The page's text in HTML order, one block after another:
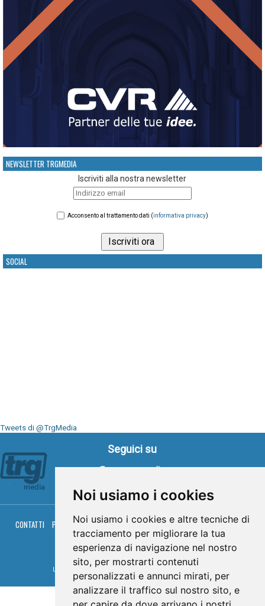
Noi usiamo i cookies
Noi usiamo i cookies e altre tecniche di
tracciamento per migliorare la tua
esperienza di navigazione nel nostro
sito, per mostrarti contenuti
personalizzati e annunci mirati, per
analizzare il traffico sul nostro sito, e
NEWSLETTER TRGMEDIA
Iscriviti alla nostra newsletter
Acconsento al trattamento dati (informativa privacy)
SOCIAL
Tweets di @TrgMedia
Seguici su
CONTATTI PRIVACY COOKIES PALINSESTO DIRETTA TV
DIRETTA RADIO
RGM HITRADIO
© TRG Media 2005-2026
Umbria Televisioni s.r.l. - P.I.00496230541 -